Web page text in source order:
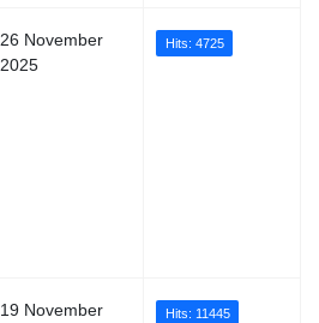
26 November
2025
Hits: 4725
19 November
Hits: 11445